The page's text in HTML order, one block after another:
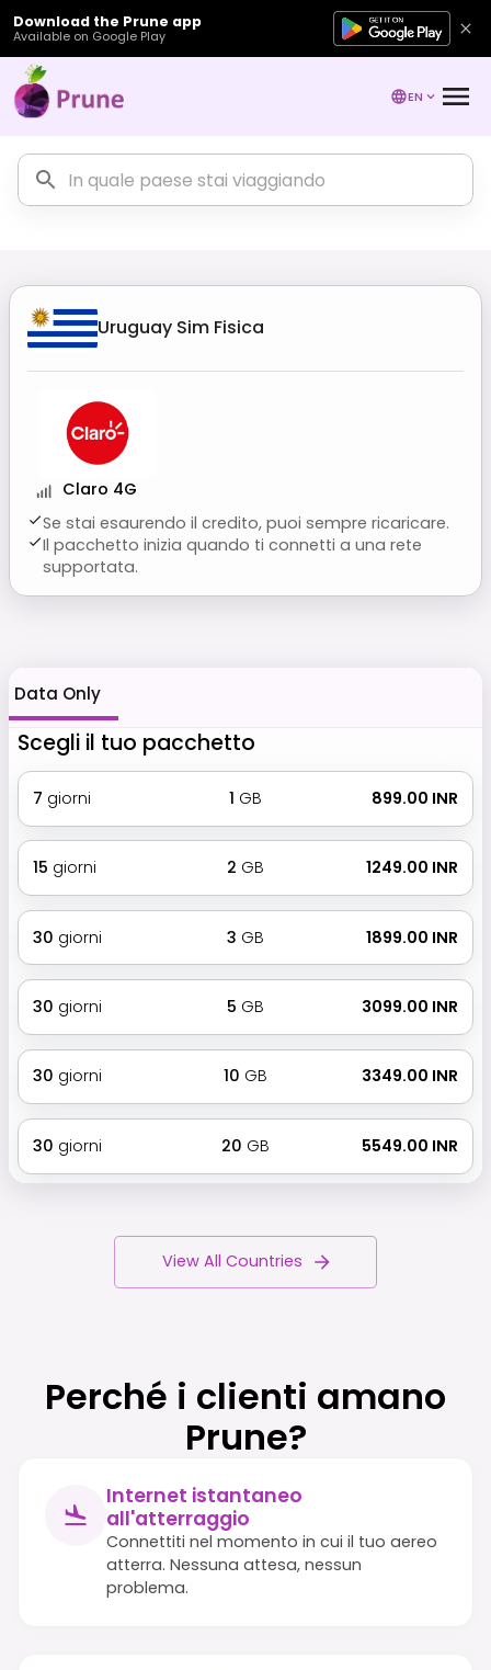
Download the Prune app
Available on Google Play
EN
Uruguay Sim Fisica
Claro 4G
Se stai esaurendo il credito, puoi sempre ricaricare.
Il pacchetto inizia quando ti connetti a una rete
supportata.
Data Only
Scegli il tuo pacchetto
7 giorni 1 GB ₹ 899.00 INR
15 giorni 2 GB ₹ 1249.00 INR
30 giorni 3 GB ₹ 1899.00 INR
30 giorni 5 GB ₹ 3099.00 INR
30 giorni 10 GB ₹ 3349.00 INR
30 giorni 20 GB ₹ 5549.00 INR
View All Countries
Perché i clienti amano
Prune?
Internet istantaneo
all'atterraggio
Connettiti nel momento in cui il tuo aereo
atterra. Nessuna attesa, nessun
problema.